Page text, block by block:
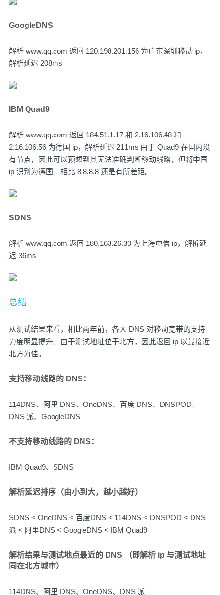
GoogleDNS
解析 www.qq.com 返回 120.198.201.156 为广东深圳移动 ip，
解析延迟 208ms
IBM Quad9
解析 www.qq.com 返回 184.51.1.17 和 2.16.106.48 和
2.16.106.56 为德国 ip，解析延迟 211ms 由于 Quad9 在国内没
有节点，因此可以预想到其无法准确判断移动线路，但将中国
ip 识别为德国，相比 8.8.8.8 还是有所差距。
SDNS
解析 www.qq.com 返回 180.163.26.39 为上海电信 ip，解析延
迟 36ms
总结
从测试结果来看，相比两年前，各大 DNS 对移动宽带的支持
力度明显提升。由于测试地址位于北方，因此返回 ip 以最接近
北方为佳。
支持移动线路的 DNS：
114DNS、阿里 DNS、OneDNS、百度 DNS、DNSPOD、
DNS 派、GoogleDNS
不支持移动线路的 DNS：
IBM Quad9、SDNS
解析延迟排序（由小到大，越小越好）
SDNS < OneDNS < 百度DNS < 114DNS < DNSPOD < DNS
派 < 阿里DNS < GoogleDNS < IBM Quad9
解析结果与测试地点最近的 DNS （即解析 ip 与测试地址
同在北方城市）
114DNS、阿里 DNS、OneDNS、DNS 派